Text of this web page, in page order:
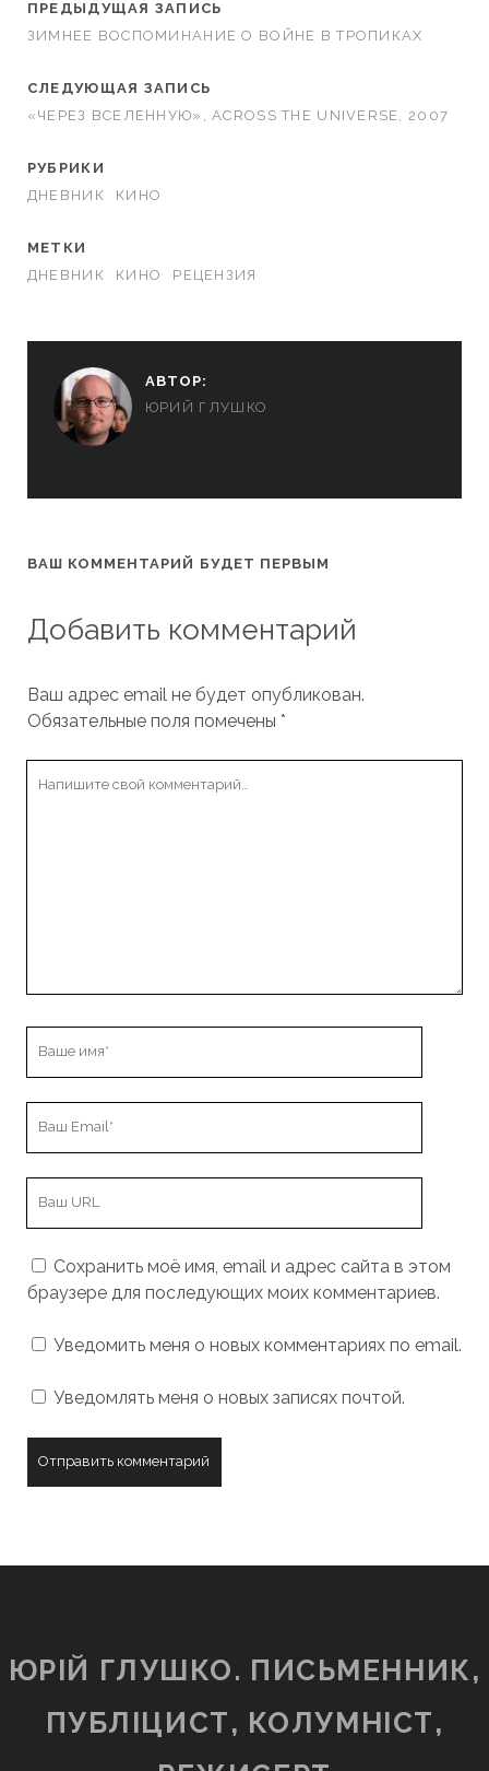
ПРЕДЫДУЩАЯ ЗАПИСЬ
ЗИМНЕЕ ВОСПОМИНАНИЕ О ВОЙНЕ В ТРОПИКАХ
СЛЕДУЮЩАЯ ЗАПИСЬ
«ЧЕРЕЗ ВСЕЛЕННУЮ», ACROSS THE UNIVERSE, 2007
РУБРИКИ
ДНЕВНИК
КИНО
МЕТКИ
ДНЕВНИК
КИНО РЕЦЕНЗИЯ
АВТОР:
ЮРИЙ ГЛУШКО
ВАШ КОММЕНТАРИЙ БУДЕТ ПЕРВЫМ
Добавить комментарий
Ваш адрес email не будет опубликован.
Обязательные поля помечены *
Сохранить моё имя, email и адрес сайта в этом
браузере для последующих моих комментариев.
Уведомить меня о новых комментариях по email.
Уведомлять меня о новых записях почтой.
ЮРІЙ ГЛУШКО. ПИСЬМЕННИК,
ПУБЛІЦИСТ, КОЛУМНІСТ,